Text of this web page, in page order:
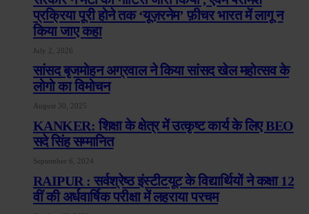
प्रक्रिया पूरी होने तक ‘यूज़रनेम’ फ़ीचर भारत में लागू न
किया जाए कहा
July 2, 2026
सांसद बृजमोहन अग्रवाल ने किया सांसद खेल महोत्सव के
लोगो का विमोचन
August 30, 2025
KANKER: शिक्षा के क्षेत्र में उत्कृष्ट कार्य के लिए BEO
सदे सिंह सम्मानित
September 6, 2024
RAIPUR : सर्वश्रेष्ठ इंस्टीटयूट के विद्यार्थियों ने कक्षा 12
वीं की अर्धवार्षिक परीक्षा में लहराया परचम